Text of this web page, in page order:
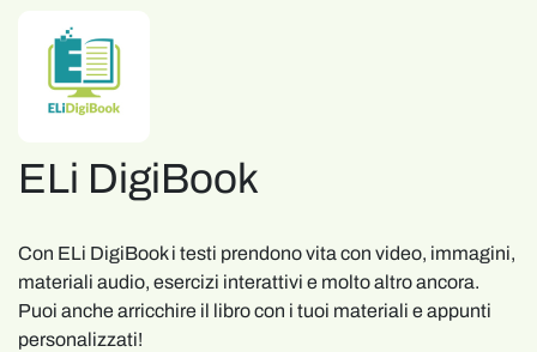
ELi DigiBook
Con ELi DigiBook i testi prendono vita con video, immagini,
materiali audio, esercizi interattivi e molto altro ancora.
Puoi anche arricchire il libro con i tuoi materiali e appunti
personalizzati!